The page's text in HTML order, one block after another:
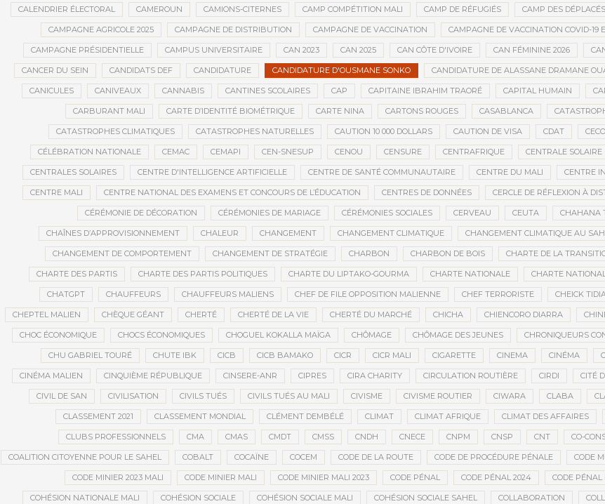
CALENDRIER ÉLECTORAL CAMEROUN CAMIONS-CITERNES CAMP COMPÉTITION MALI CAMP DE RÉFUGIÉS CAMP DES DÉPLACÉS
CAMPAGNE AGRICOLE 2025 CAMPAGNE DE DISTRIBUTION CAMPAGNE DE VACCINATION CAMPAGNE DE VACCINATION COVID-19
CAMPAGNE PRÉSIDENTIELLE CAMPUS UNIVERSITAIRE CAN 2023 CAN 2025 CAN CÔTE D'IVOIRE CAN FÉMININE 2026
CANCER DU SEIN CANDIDATS DEF CANDIDATURE CANDIDATURE D'OUSMANE SONKO CANDIDATURE DE ALASSANE DRAMANE
CANICULES CANIVEAUX CANNABIS CANTINES SCOLAIRES CAP CAPITAINE IBRAHIM TRAORÉ CAPITAL HUMAIN
CARBURANT MALI CARTE D’IDENTITÉ BIOMÉTRIQUE CARTE NINA CARTONS ROUGES CASABLANCA
CATASTROPHES CLIMATIQUES CATASTROPHES NATURELLES CAUTION 10 000 DOLLARS CAUTION DE VISA CDAT
CÉLÉBRATION NATIONALE CEMAC CEMAPI CEN-SNESUP CENOU CENSURE CENTRAFRIQUE CENTRALE SOLAIRE
CENTRALES SOLAIRES CENTRE D'INTELLIGENCE ARTIFICIELLE CENTRE DE SANTÉ COMMUNAUTAIRE CENTRE DU MALI CENTRE
CENTRE MALI CENTRE NATIONAL DES EXAMENS ET CONCOURS DE L’ÉDUCATION CENTRES DE DONNÉES CERCLE DE RÉFLEXION À
CÉRÉMONIE DE DÉCORATION CÉRÉMONIES DE MARIAGE CÉRÉMONIES SOCIALES CERVEAU CEUTA CHAHANA
CHAÎNES D’APPROVISIONNEMENT CHALEUR CHANGEMENT CHANGEMENT CLIMATIQUE CHANGEMENT CLIMATIQUE AU
CHANGEMENT DE COMPORTEMENT CHANGEMENT DE STRATÉGIE CHARBON CHARBON DE BOIS CHARTE DE LA
CHARTE DES PARTIS CHARTE DES PARTIS POLITIQUES CHARTE DU LIPTAKO-GOURMA CHARTE NATIONALE CHARTE
CHATGPT CHAUFFEURS CHAUFFEURS MALIENS CHEF DE FILE OPPOSITION MALIENNE CHEF TERRORISTE CHEICK
CHEPTEL MALIEN CHÈQUE GÉANT CHERTÉ CHERTÉ DE LA VIE CHERTÉ DU MARCHÉ CHICHA CHIENCORO DIARRA
CHOC ÉCONOMIQUE CHOCS ÉCONOMIQUES CHOGUEL KOKALLA MAÏGA CHÔMAGE CHÔMAGE DES JEUNES CHRONIQUEURS
CHU GABRIEL TOURÉ CHUTE IBK CICB CICB BAMAKO CICR CICR MALI CIGARETTE CINEMA CINÉMA
CINÉMA MALIEN CINQUIÈME RÉPUBLIQUE CINSERE-ANR CIPRES CIRA CHARITY CIRCULATION ROUTIÈRE CIRDI CITÉ
CIVIL DE SAN CIVILISATION CIVILS TUÉS CIVILS TUÉS AU MALI CIVISME CIVISME ROUTIER CIWARA CLABA
CLASSEMENT 2021 CLASSEMENT MONDIAL CLÉMENT DEMBÉLÉ CLIMAT CLIMAT AFRIQUE CLIMAT DES AFFAIRES
CLUBS PROFESSIONNELS CMA CMAS CMDT CMSS CNDH CNECE CNPM CNSP CNT CO-
COALITION CITOYENNE POUR LE SAHEL COBALT COCAÏNE COCEM CODE DE LA ROUTE CODE DE PROCÉDURE PÉNALE CODE
CODE MINIER 2023 MALI CODE MINIER MALI CODE MINIER MALI 2023 CODE PÉNAL CODE PÉNAL 2024 CODE PÉNAL
COHÉSION NATIONALE MALI COHÉSION SOCIALE COHÉSION SOCIALE MALI COHÉSION SOCIALE SAHEL COLLABORATION